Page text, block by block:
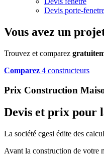
Devis porte-
Vous avez un
Trouvez et comparez
Comparez 4 constructeurs
Prix Construction
Devis et prix pour
La société cgesi édite des
Avant la construction de votre